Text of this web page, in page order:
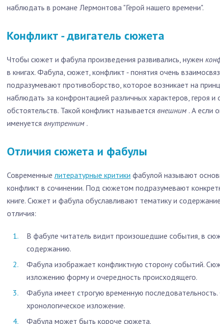
наблюдать в романе Лермонтова "Герой нашего времени".
Конфликт - двигатель сюжета
Чтобы сюжет и фабула произведения развивались, нужен
в книгах. Фабула, сюжет, конфликт - понятия очень
подразумевают противоборство, которое возникает на
наблюдать за конфронтацией различных характеров, героя
обстоятельств. Такой конфликт называется внешним . А если
именуется внутренним .
Отличия сюжета и фабулы
Современныелитературные критики фабулой называют
конфликт в сочинении. Под сюжетом подразумевают
книге. Сюжет и фабула обуславливают тематику и
отличия:
В фабуле читатель видит произошедшие события, в
содержанию.
Фабула изображает конфликтную сторону событий.
изложению форму и очередность происходящего.
Фабула имеет строгую временную
хронологическое изложение.
Фабула может быть короче сюжета.